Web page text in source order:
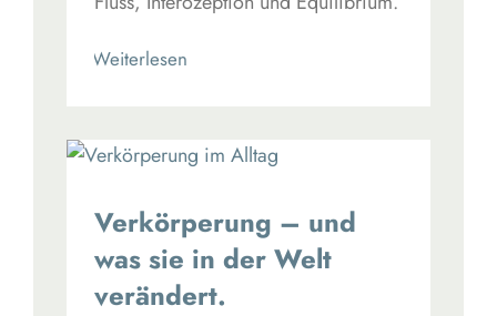
Read More
Verkörperung – und
was sie in der Welt
verändert.